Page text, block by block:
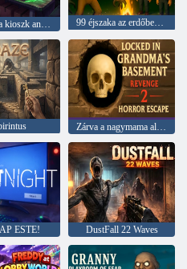
Shawarma kioszk anomália játék 99 éjszaka az erdőben. Horror Multiplayer
Zárva a nagymama alagsorába, Revenge 2 horror menekülés
ESTE! DustFall 22 Waves